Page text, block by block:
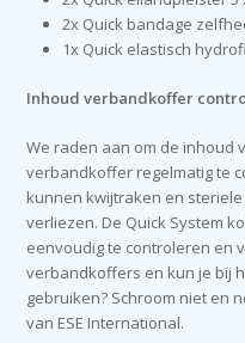
2x Quick bandage
1x Quick elastisch
Inhoud verbandkoffer
We raden aan om de inhoud
verbandkoffer regelmatig te
kunnen kwijtraken en
verliezen. De Quick System
eenvoudig te controleren en
verbandkoffers en kun je bij
gebruiken? Schroom niet en
van ESE International.